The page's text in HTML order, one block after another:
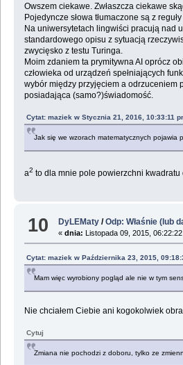
Owszem ciekawe. Zwłaszcza ciekawe
Pojedyncze słowa tłumaczone są z
Na uniwersytetach lingwiści pracują nad
standardowego opisu z sytuacją
zwycięsko z testu Turinga.
Moim zdaniem ta prymitywna AI oprócz
człowieka od urządzeń spełniających
wybór między przyjęciem a odrzuceniem
posiadająca (samo?)świadomość.
Cytat: maziek w Stycznia 21, 2016, 10:33:11
Jak się we wzorach matematycznych pojawia
a2 to dla mnie pole powierzchni kwadratu
10 DyLEMaty /Odp: Właśnie (lub
«dnia: Listopada 09, 2015,
Cytat: maziek w Października 23, 2015,
Mam więc wyrobiony pogląd ale nie w tym
Nie chciałem Ciebie ani kogokolwiek
Cytuj
Zmiana nie pochodzi z doboru, tylko ze